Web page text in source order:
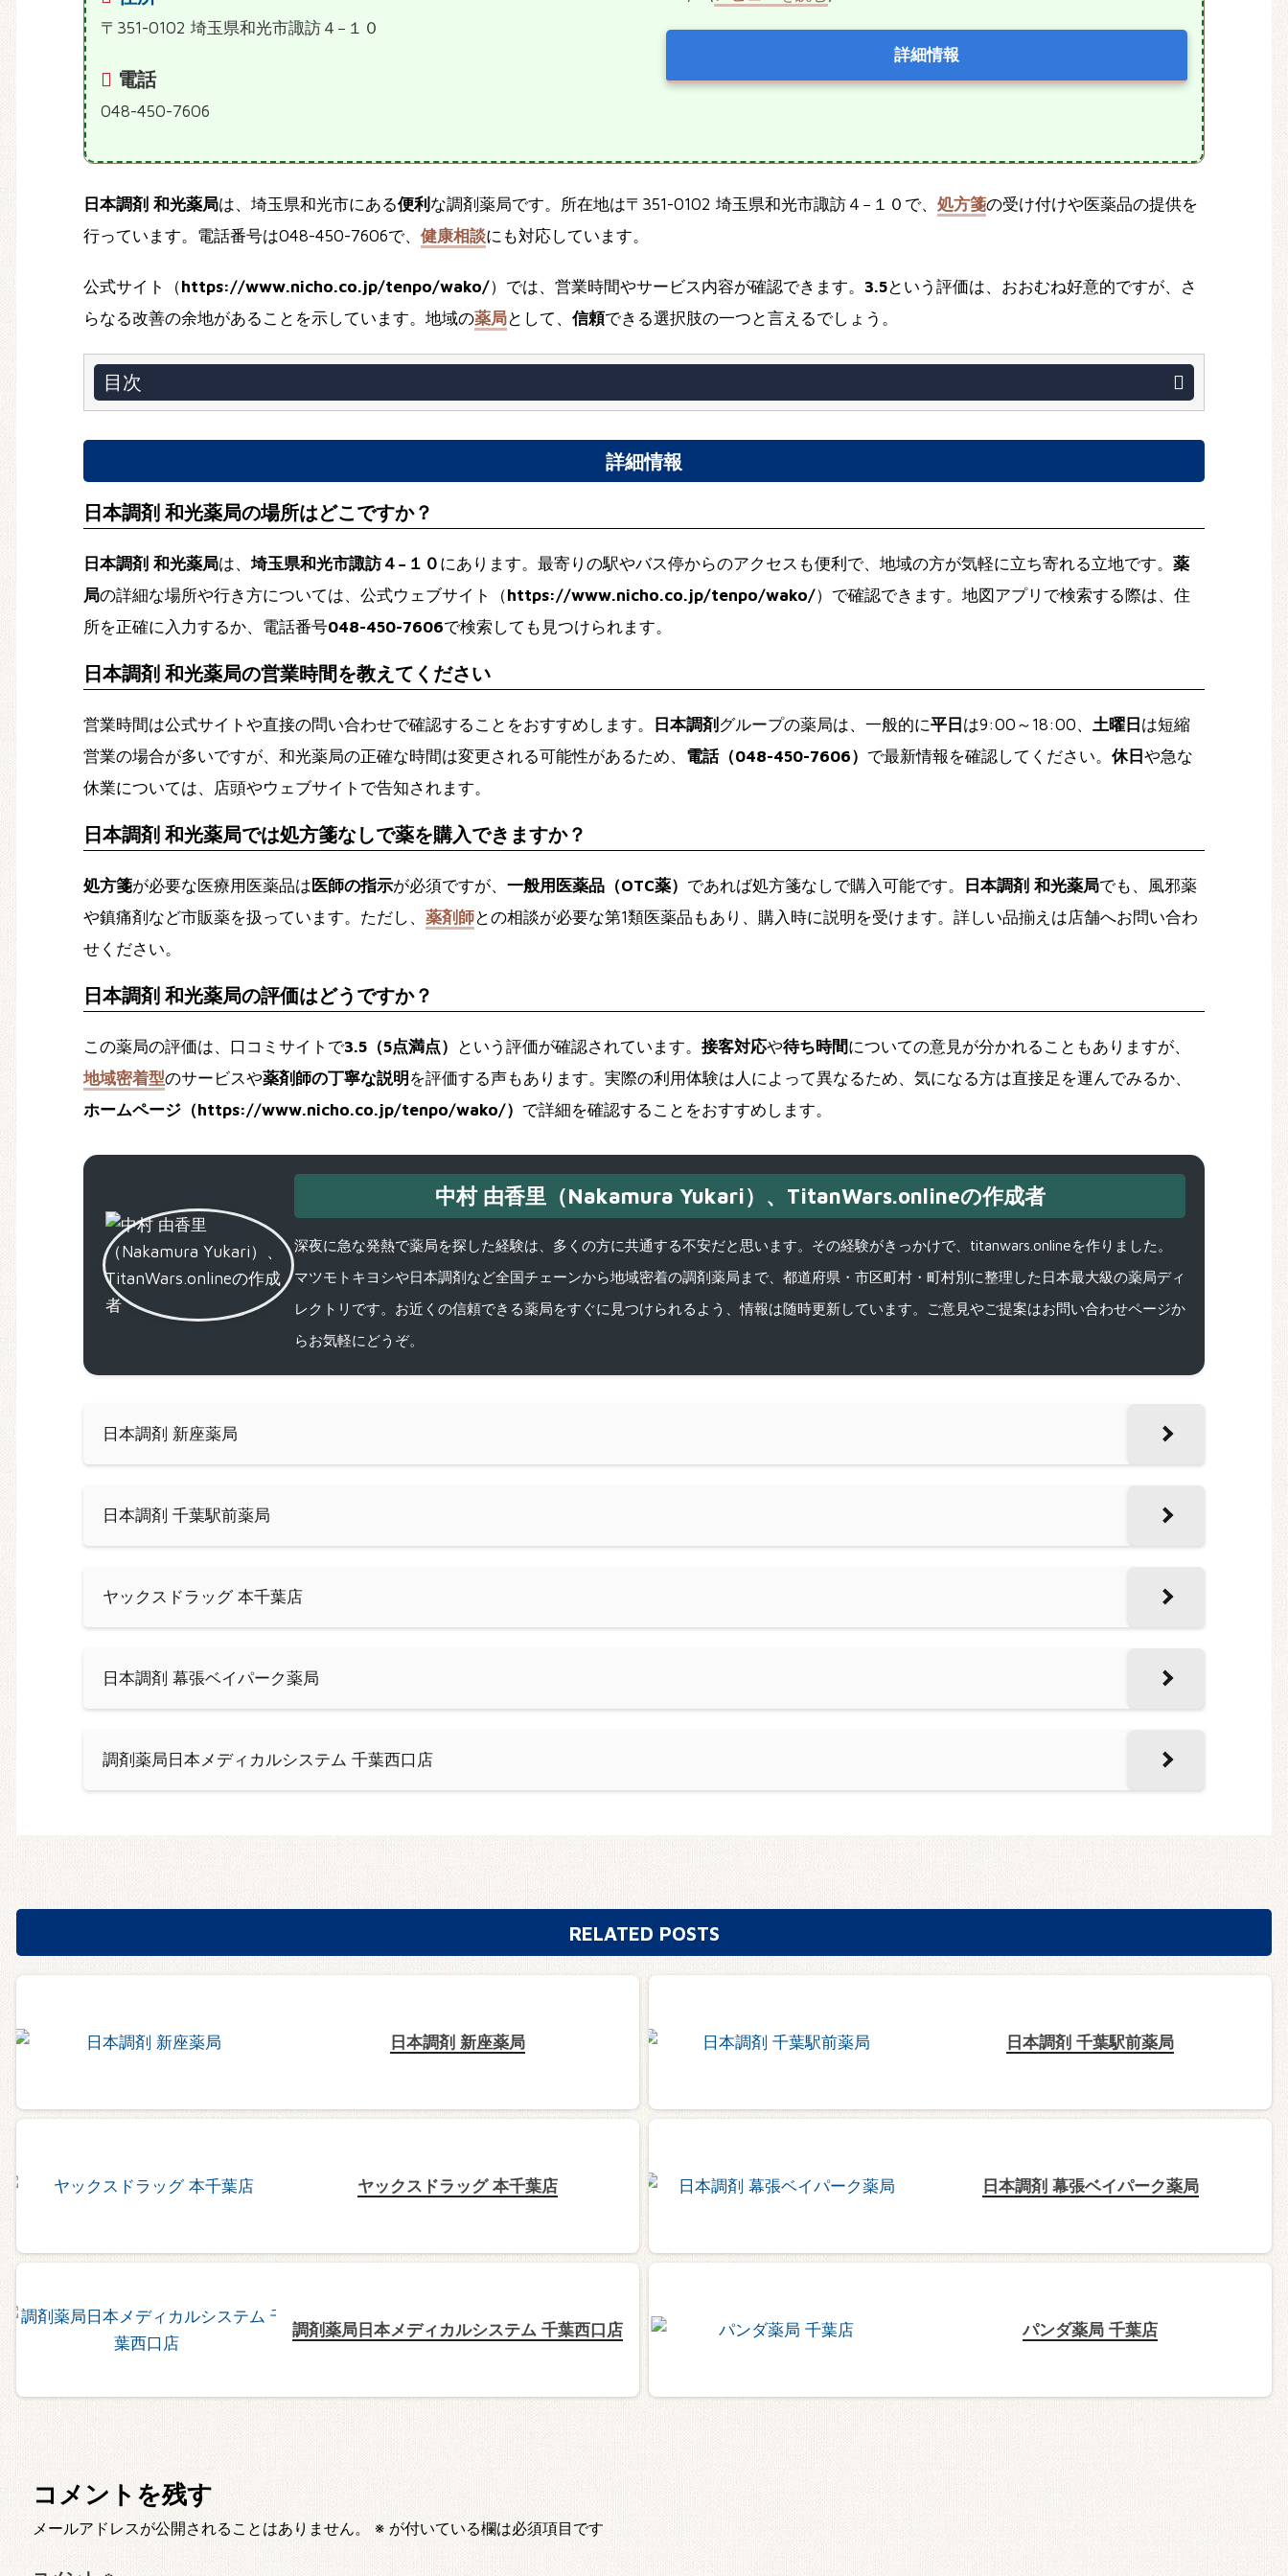
〒351-0102 埼玉県和光市諏訪４−１０
電話
048-450-7606
詳細情報
日本調剤 和光薬局は、埼玉県和光市にある便利 な調剤薬局です。所在地は〒351-0102 埼玉県和光市諏訪４−１０で、 処方箋の受け付けや医薬品の提供を
行っています。電話番号は048-450-7606で、 健康相談にも対応しています。
公式サイト（https://www.nicho.co.jp/tenpo/wako/）では、営業時間やサービス内容が確認できます。 3.5という評価は、おおむね好意的ですが、さ
らなる改善の余地があることを示しています。地域の薬局として、 信頼できる選択肢の一つと言えるでしょう。
目次
詳細情報
日本調剤 和光薬局の場所はどこですか？
日本調剤 和光薬局は、 埼玉県和光市諏訪４−１０ にあります。最寄りの駅やバス停からのアクセスも便利で、地域の方が気軽に立ち寄れる立地です。 薬
局の詳細な場所や行き方については、公式ウェブサイト（https://www.nicho.co.jp/tenpo/wako/）で確認できます。地図アプリで検索する際は、住
所を正確に入力するか、電話番号048-450-7606で検索しても見つけられます。
日本調剤 和光薬局の営業時間を教えてください
営業時間は公式サイトや直接の問い合わせで確認することをおすすめします。 日本調剤 グループの薬局は、一般的に平日は9:00～18:00、 土曜日は短縮
営業の場合が多いですが、和光薬局の正確な時間は変更される可能性があるため、 電話（048-450-7606） で最新情報を確認してください。 休日や急な
休業については、店頭やウェブサイトで告知されます。
日本調剤 和光薬局では処方箋なしで薬を購入できますか？
処方箋が必要な医療用医薬品は 医師の指示が必須ですが、 一般用医薬品（OTC薬） であれば処方箋なしで購入可能です。 日本調剤 和光薬局でも、風邪薬
や鎮痛剤など市販薬を扱っています。ただし、 薬剤師との相談が必要な第1類医薬品もあり、購入時に説明を受けます。詳しい品揃えは店舗へお問い合わ
せください。
日本調剤 和光薬局の評価はどうですか？
この薬局の評価は、口コミサイトで3.5（5点満点） という評価が確認されています。 接客対応や待ち時間についての意見が分かれることもありますが、
地域密着型のサービスや薬剤師の丁寧な説明 を評価する声もあります。実際の利用体験は人によって異なるため、気になる方は直接足を運んでみるか、
ホームページ（https://www.nicho.co.jp/tenpo/wako/） で詳細を確認することをおすすめします。
中村 由香里（Nakamura Yukari）、TitanWars.onlineの作成者
深夜に急な発熱で薬局を探した経験は、多くの方に共通する不安だと思います。その経験がきっかけで、titanwars.onlineを作りました。
マツモトキヨシや日本調剤など全国チェーンから地域密着の調剤薬局まで、都道府県・市区町村・町村別に整理した日本最大級の薬局ディ
レクトリです。お近くの信頼できる薬局をすぐに見つけられるよう、情報は随時更新しています。ご意見やご提案はお問い合わせページか
らお気軽にどうぞ。
日本調剤 新座薬局
日本調剤 千葉駅前薬局
ヤックスドラッグ 本千葉店
日本調剤 幕張ベイパーク薬局
調剤薬局日本メディカルシステム 千葉西口店
RELATED POSTS
日本調剤 新座薬局 日本調剤 千葉駅前薬局
ヤックスドラッグ 本千葉店 日本調剤 幕張ベイパーク薬局
調剤薬局日本メディカルシステム 千葉西口店 パンダ薬局 千葉店
コメントを残す
メールアドレスが公開されることはありません。 ※ が付いている欄は必須項目です